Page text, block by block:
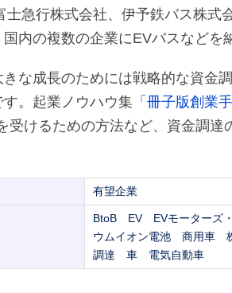
士急行株式会社、伊予鉄バス株式
内の複数の企業にEVバスなどを
きな成長のためには戦略的な資金
。起業ノウハウ集 「冊子版創業手
受けるための方法など、資金調
有望企業
BtoB EV EVモーターズ
ウムイオン電池
商用車
調達
車 電気自動車